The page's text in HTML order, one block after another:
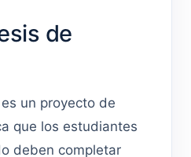
de
un proyecto de
que los estudiantes
deben completar